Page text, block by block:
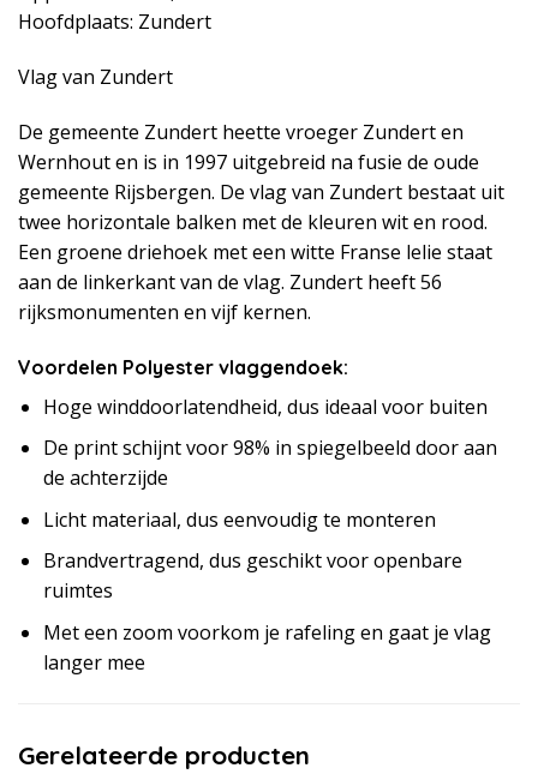
Hoofdplaats: Zundert
Vlag van Zundert
De gemeente Zundert heette vroeger Zundert en
Wernhout en is in 1997 uitgebreid na fusie de oude
gemeente Rijsbergen. De vlag van Zundert bestaat uit
twee horizontale balken met de kleuren wit en rood.
Een groene driehoek met een witte Franse lelie staat
aan de linkerkant van de vlag. Zundert heeft 56
rijksmonumenten en vijf kernen.
Voordelen Polyester vlaggendoek:
Hoge winddoorlatendheid, dus ideaal voor buiten
De print schijnt voor 98% in spiegelbeeld door aan
de achterzijde
Licht materiaal, dus eenvoudig te monteren
Brandvertragend, dus geschikt voor openbare
ruimtes
Met een zoom voorkom je rafeling en gaat je vlag
langer mee
Gerelateerde producten